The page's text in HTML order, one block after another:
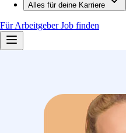
Alles für deine Karriere
Für ArbeitgeberJob finden